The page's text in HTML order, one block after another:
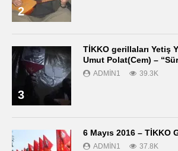
2
3
TİKKO gerillaları Yetiş
Umut Polat(Cem) –
ADMIN1 39.3K
6 Mayıs 2016 – TİKKO
ADMIN1 37.8K